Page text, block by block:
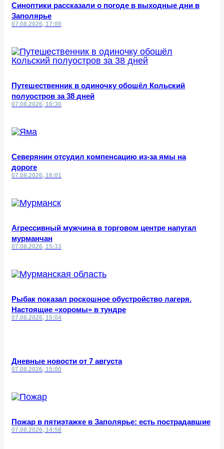
Синоптики рассказали о погоде в выходные дни в
Заполярье
07.08.2026, 17:00
Путешественник в одиночку обошёл Кольский
полуостров за 38 дней
07.08.2026, 16:30
Северянин отсудил компенсацию из-за ямы на
дороге
07.08.2026, 16:01
Агрессивный мужчина в торговом центре напугал
мурманчан
07.08.2026, 15:33
Рыбак показал роскошное обустройство лагеря.
Настоящие «хоромы» в тундре
07.08.2026, 15:04
Дневные новости от 7 августа
07.08.2026, 15:00
Пожар в пятиэтажке в Заполярье: есть пострадавшие
07.08.2026, 14:58